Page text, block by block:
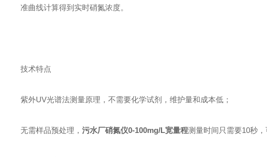
准曲线计算得到实时硝氮浓度。
技术特点
紫外UV光谱法测量原理，不需要化学试剂，维护量和成本低；
无需样品预处理，污水厂硝氮仪0-100mg/L宽量程测量时间只需要10秒